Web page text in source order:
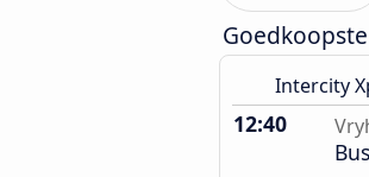
Intercity
12:40